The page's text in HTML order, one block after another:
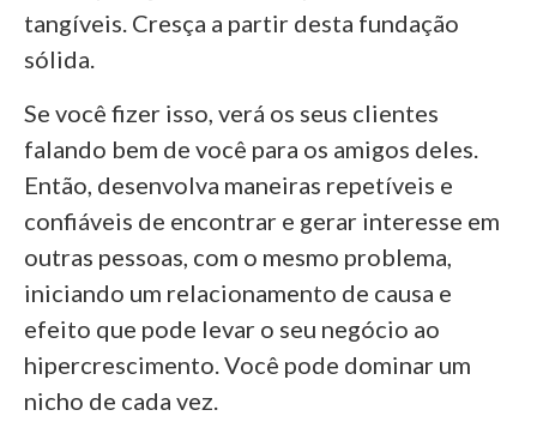
tangíveis. Cresça a partir desta fundação
sólida.
Se você fizer isso, verá os seus clientes
falando bem de você para os amigos deles.
Então, desenvolva maneiras repetíveis e
confiáveis de encontrar e gerar interesse em
outras pessoas, com o mesmo problema,
iniciando um relacionamento de causa e
efeito que pode levar o seu negócio ao
hipercrescimento. Você pode dominar um
nicho de cada vez.